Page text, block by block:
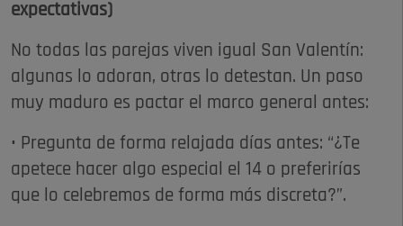
expectativas)
No todas las parejas viven igual San Valentín:
algunas lo adoran, otras lo detestan. Un paso
muy maduro es pactar el marco general antes:
• Pregunta de forma relajada días antes: “¿Te
apetece hacer algo especial el 14 o preferirías
que lo celebremos de forma más discreta?”.